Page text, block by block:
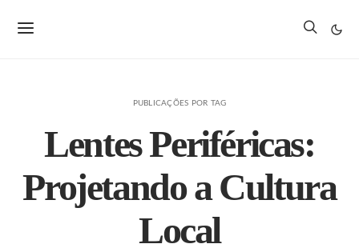
PUBLICAÇÕES POR TAG
Lentes Periféricas:
Projetando a Cultura
Local